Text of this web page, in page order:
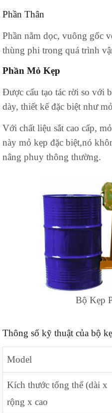
Phần Thân
Phần nằm dọc, vuông gốc
thùng phi trong quá trình
Phần Mỏ Kẹp
Được cấu tạo tác rời so với
dày, thiết kế đặc biệt như
Với chất liệu sắt cao cấp,
này mỏ kẹp đặc biệt,nó
nâng phuy thông thường.
Bộ Kẹp
Thông số kỹ thuật của bộ
Model
Kích thước tổng thể (dài x
rộng x cao